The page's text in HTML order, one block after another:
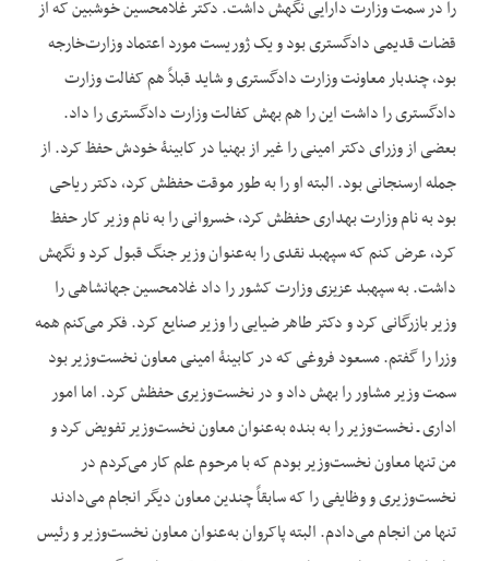
را در سمت وزارت دارایی نگهش داشت. دکتر غلامحسین خوشبین که از
قضات قدیمی دادگستری بود و یک ژوریست مورد اعتماد وزارت‌خارجه
بود، چندبار معاونت وزارت دادگستری و شاید قبلاً هم کفالت وزارت
دادگستری را داشت این را هم بهش کفالت وزارت دادگستری را داد.
بعضی از وزرای دکتر امینی را غیر از بهنیا در کابینۀ خودش حفظ کرد. از
جمله ارسنجانی بود. البته او را به طور موقت حفظش کرد، دکتر ریاحی
بود به نام وزارت بهداری حفظش کرد، خسروانی را به نام وزیر کار حفظ
کرد، عرض کنم که سپهبد نقدی را به‌عنوان وزیر جنگ قبول کرد و نگهش
داشت. به سپهبد عزیزی وزارت کشور را داد غلامحسین جهانشاهی را
وزیر بازرگانی کرد و دکتر طاهر ضیایی را وزیر صنایع کرد. فکر می‌کنم همه
وزرا را گفتم. مسعود فروغی که در کابینۀ امینی معاون نخست‌وزیر بود
سمت وزیر مشاور را بهش داد و در نخست‌وزیری حفظش کرد. اما امور
اداری ـ نخست‌وزیر را به بنده به‌عنوان معاون نخست‌وزیر تفویض کرد و
من تنها معاون نخست‌وزیر بودم که با مرحوم علم کار می‌کردم در
نخست‌وزیری و وظایفی را که سابقاً چندین معاون دیگر انجام می‌دادند
تنها من انجام می‌دادم. البته پاکروان به‌عنوان معاون نخست‌وزیر و رئیس